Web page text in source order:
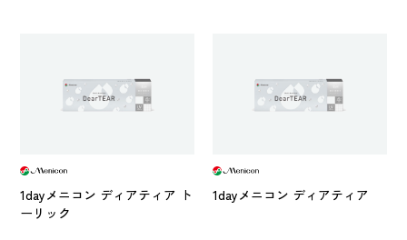
1dayメニコン ディアティア ト
ーリック
1dayメニコン ディアティア